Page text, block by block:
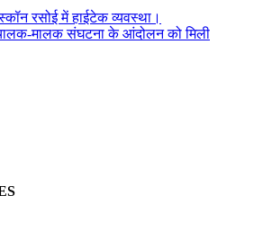
रसोई में हाईटेक व्यवस्था।
चालक-मालक संघटना के आंदोलन को मिली